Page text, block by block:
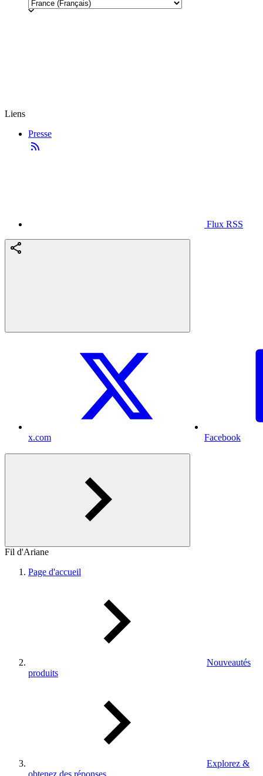
Liens
Presse
Flux RSS
x.com Facebook
Fil d'Ariane
Page d'accueil
Nouveautés
produits
Explorez &
obtenez des réponses